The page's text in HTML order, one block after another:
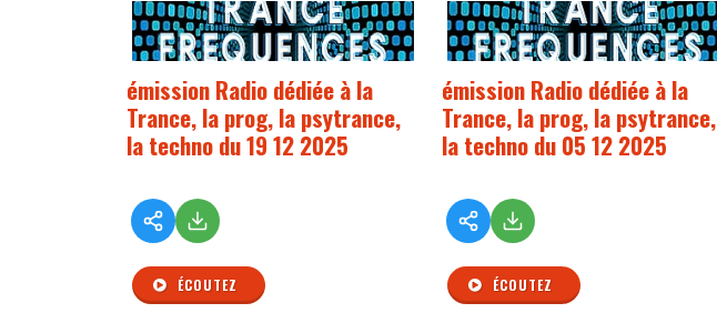
émission Radio dédiée à la
Trance, la prog, la psytrance,
la techno du 19 12 2025
ÉCOUTEZ
émission Radio dédiée à la
Trance, la prog, la psytrance,
la techno du 05 12 2025
ÉCOUTEZ